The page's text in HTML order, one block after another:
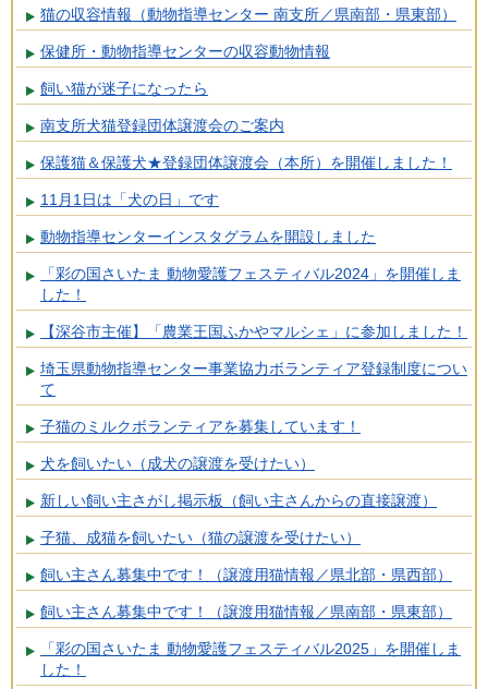
猫の収容情報（動物指導センター 南支所／県南部・県東部）
保健所・動物指導センターの収容動物情報
飼い猫が迷子になったら
南支所犬猫登録団体譲渡会のご案内
保護猫＆保護犬★登録団体譲渡会（本所）を開催しました！
11月1日は「犬の日」です
動物指導センターインスタグラムを開設しました
「彩の国さいたま 動物愛護フェスティバル2024」を開催しま
した！
【深谷市主催】「農業王国ふかやマルシェ」に参加しました！
埼玉県動物指導センター事業協力ボランティア登録制度につい
て
子猫のミルクボランティアを募集しています！
犬を飼いたい（成犬の譲渡を受けたい）
新しい飼い主さがし掲示板（飼い主さんからの直接譲渡）
子猫、成猫を飼いたい（猫の譲渡を受けたい）
飼い主さん募集中です！（譲渡用猫情報／県北部・県西部）
飼い主さん募集中です！（譲渡用猫情報／県南部・県東部）
「彩の国さいたま 動物愛護フェスティバル2025」を開催しま
した！